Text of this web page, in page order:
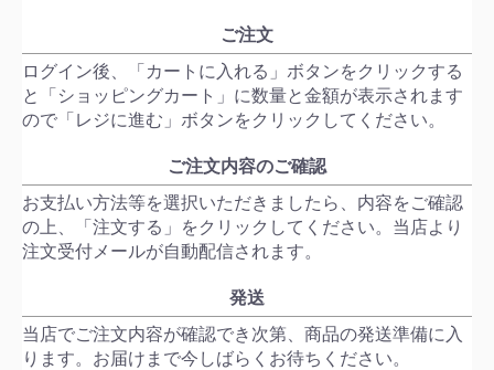
ご注文
ログイン後、「カートに入れる」ボタンをクリックする
と「ショッピングカート」に数量と金額が表示されます
ので「レジに進む」ボタンをクリックしてください。
ご注文内容のご確認
お支払い方法等を選択いただきましたら、内容をご確認
の上、「注文する」をクリックしてください。当店より
注文受付メールが自動配信されます。
発送
当店でご注文内容が確認でき次第、商品の発送準備に入
ります。お届けまで今しばらくお待ちください。